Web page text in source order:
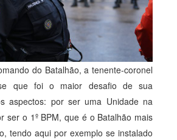
do Batalhão, a tenente-coronel
que foi o maior desafio de sua
aspectos: por ser uma Unidade na
ser o 1º BPM, que é o Batalhão mais
tendo aqui por exemplo se instalado